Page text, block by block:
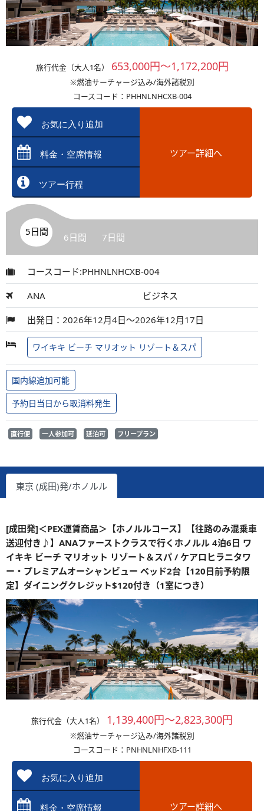
旅行代金（大人1名） 653,000円～1,172,200円
※燃油サーチャージ込み/海外諸税別
コースコード：PHHNLNHCXB-004
お気に入り追加
料金・空席情報
ツアー行程
ツアー詳細へ
5日間 6日間 7日間
コースコード:PHHNLNHCXB-004
ANA ビジネス
出発日：2026年12月4日～2026年12月17日
ワイキキ ビーチ マリオット リゾート＆スパ
国内線追加可能
予約日当日から取消料発生
直行便 一人参加可 延泊可 フリープラン
東京 (成田)発/ホノルル
[成田発]＜PEX運賃商品＞【ホノルルコース】【往路のみ混乗車
送迎付き♪】ANAファーストクラスで行くホノルル 4泊6日 ワ
イキキ ビーチ マリオット リゾート＆スパ / ケアロヒラニタワ
ー・プレミアムオーシャンビュー ベッド2台【120日前予約限
定】ダイニングクレジット$120付き（1室につき）
旅行代金（大人1名） 1,139,400円～2,823,300円
※燃油サーチャージ込み/海外諸税別
コースコード：PNHNLNHFXB-111
お気に入り追加
料金・空席情報 ツアー詳細へ